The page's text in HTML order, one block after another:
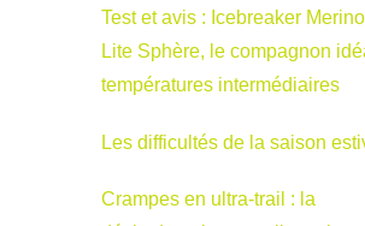
Test et avis : Icebreaker
Lite Sphère, le compagnon
températures intermédiaires
Les difficultés de la saison
Crampes en ultra-trail : la